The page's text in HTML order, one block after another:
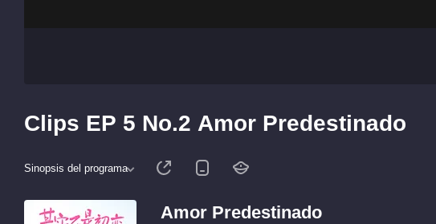
Clips EP 5 No.2 Amor Predestinado
Sinopsis del programa
Amor Predestinado